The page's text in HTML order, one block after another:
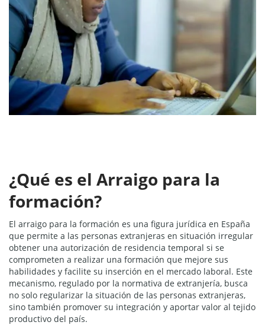
¿Qué es el Arraigo para la
formación?
El arraigo para la formación es una figura jurídica en España
que permite a las personas extranjeras en situación irregular
obtener una autorización de residencia temporal si se
comprometen a realizar una formación que mejore sus
habilidades y facilite su inserción en el mercado laboral. Este
mecanismo, regulado por la normativa de extranjería, busca
no solo regularizar la situación de las personas extranjeras,
sino también promover su integración y aportar valor al tejido
productivo del país.